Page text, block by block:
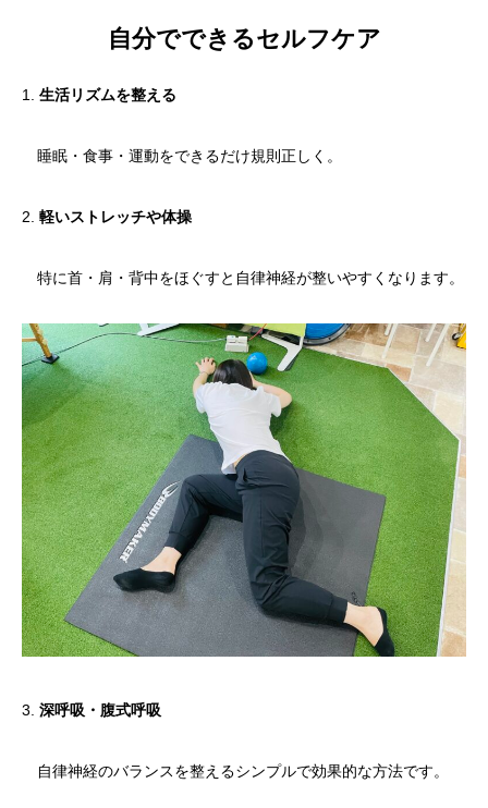
自分でできるセルフケア
1. 生活リズムを整える
睡眠・食事・運動をできるだけ規則正しく。
2. 軽いストレッチや体操
特に首・肩・背中をほぐすと自律神経が整いやすくなります。
3. 深呼吸・腹式呼吸
自律神経のバランスを整えるシンプルで効果的な方法です。